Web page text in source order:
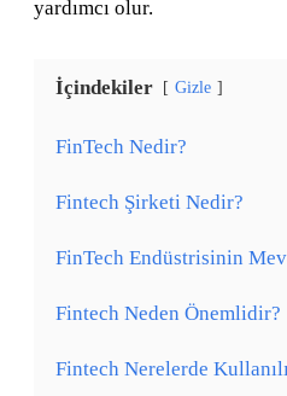
yardımcı olur.
İçindekiler Gizle
FinTech Nedir?
Fintech Şirketi Nedir?
FinTech Endüstrisinin
Fintech Neden Önemlidir?
Fintech Nerelerde